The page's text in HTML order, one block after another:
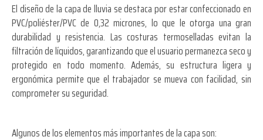
El diseño de la capa de lluvia se destaca por estar confeccionado en
PVC/poliéster/PVC de 0,32 micrones, lo que le otorga una gran
durabilidad y resistencia. Las costuras termoselladas evitan la
filtración de líquidos, garantizando que el usuario permanezca seco y
protegido en todo momento. Además, su estructura ligera y
ergonómica permite que el trabajador se mueva con facilidad, sin
comprometer su seguridad.
Algunos de los elementos más importantes de la capa son: